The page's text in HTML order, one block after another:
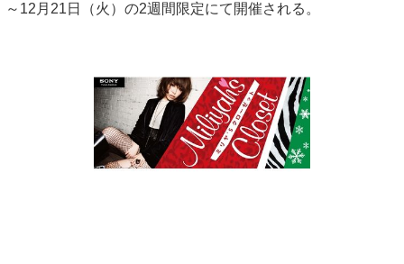
～12月21日（火）の2週間限定にて開催される。